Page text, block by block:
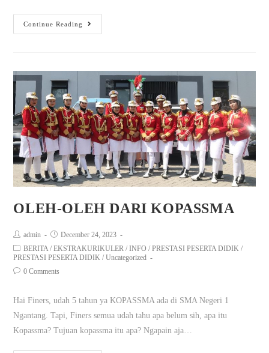
Continue Reading
OLEH-OLEH DARI KOPASSMA
admin
December 24, 2023
BERITA / EKSTRAKURIKULER / INFO / PRESTASI PESERTA DIDIK /
PRESTASI PESERTA DIDIK / Uncategorized
0 Comments
Hai Finers, udah 5 tahun ya KOPASSMA ada di SMA Negeri 1
Ngantang. Tapi, Finers semua udah tahu apa belum sih, apa itu
Kopassma? Tujuan kopassma itu apa? Ngapain aja…